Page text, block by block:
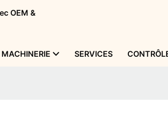
OEM &
MACHINERIE SERVICES